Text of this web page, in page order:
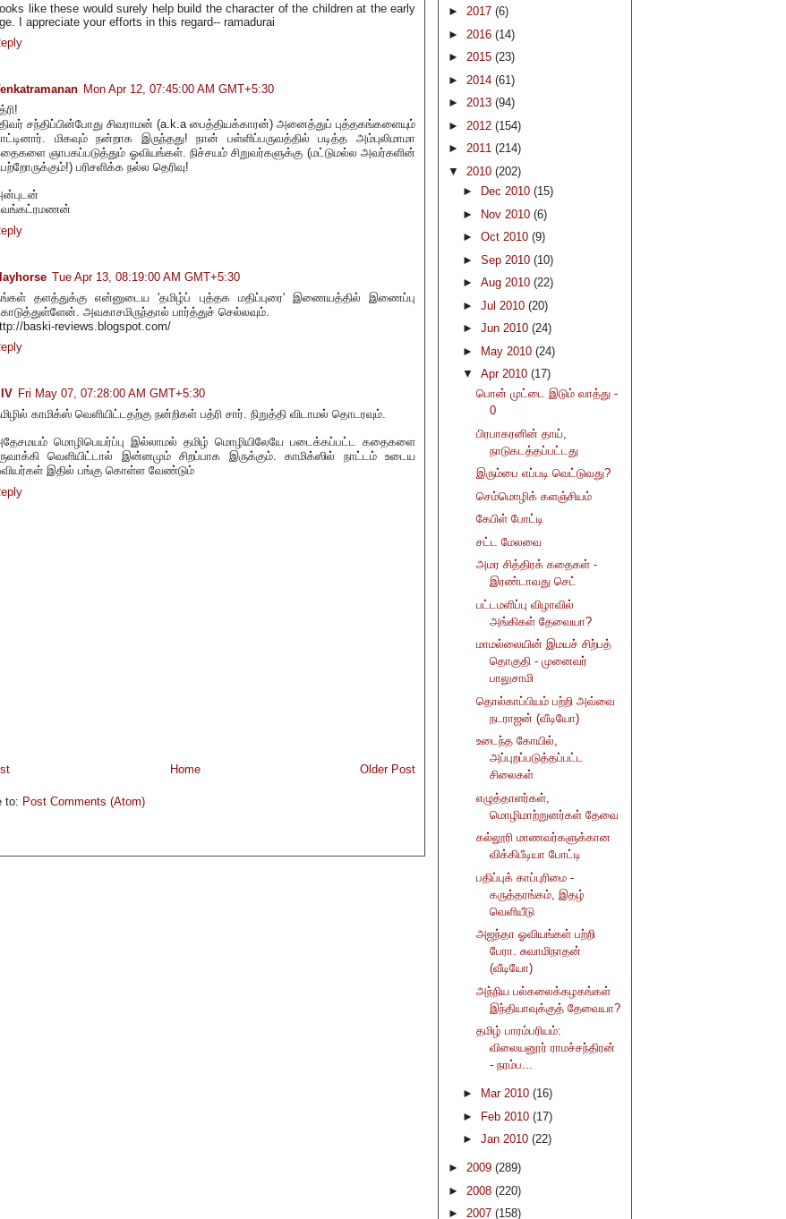
like these would surely help build the character of the children at the early
I appreciate your efforts in this regard-- ramadurai
Mon Apr 12, 07:45:00 AM GMT+5:30
சந்திப்பின்போது சிவராமன் (a.k.a பைத்தியக்காரன்) அனைத்துப் புத்தகங்களையும்
மிகவும் நன்றாக இருந்தது! நான் பள்ளிப்பருவத்தில் படித்த அம்புலிமாமா
ஞாபகப்படுத்தும் ஓவியங்கள். நிச்சயம் சிறுவர்களுக்கு (மட்டுமல்ல அவர்களின்
பரிசளிக்க நல்ல தெரிவு!
Tue Apr 13, 08:19:00 AM GMT+5:30
தளத்துக்கு என்னுடைய 'தமிழ்ப் புத்தக மதிப்புரை' இணையத்தில் இணைப்பு
அவகாசமிருந்தால் பார்த்துச் செல்லவும்.
baski-reviews.blogspot.com/
Fri May 07, 07:28:00 AM GMT+5:30
காமிக்ஸ் வெளியிட்டதற்கு நன்றிகள் பத்ரி சார். நிறுத்தி விடாமல் தொடரவும்.
மொழிபெயர்ப்பு இல்லாமல் தமிழ் மொழியிலேயே படைக்கப்பட்ட கதைகளை
வெளியிட்டால் இன்னமும் சிறப்பாக இருக்கும். காமிக்ஸில் நாட்டம் உடைய
இதில் பங்கு கொள்ள வேண்டும்
Older Post
Home
to: Post Comments (Atom)
► 2017 (6)
► 2016 (14)
► 2015 (23)
► 2014 (61)
► 2013 (94)
► 2012 (154)
► 2011 (214)
▼ 2010 (202)
►
Dec 2010 (15)
► Nov 2010 (6)
► Oct 2010 (9)
► Sep 2010 (10)
► Aug 2010 (22)
► Jul 2010 (20)
► Jun 2010 (24)
► May 2010 (24)
▼ Apr 2010 (17)
பொன் முட்டை இடும் வாத்து -
0
பிரபாகரனின் தாய்,
நாடுகடத்தப்பட்டது
இரும்பை எப்படி வெட்டுவது?
செம்மொழிக் களஞ்சியம்
கேபிள் போட்டி
சட்ட மேலவை
அமர சித்திரக் கதைகள் -
இரண்டாவது செட்
பட்டமளிப்பு விழாவில்
அங்கிகள் தேவையா?
மாமல்லையின் இமயச் சிற்பத்
தொகுதி - முனைவர்
பாலுசாமி
தொல்காப்பியம் பற்றி அவ்வை
நடராஜன் (வீடியோ)
உடைந்த கோயில்,
அப்புறப்படுத்தப்பட்ட
சிலைகள்
எழுத்தாளர்கள்,
மொழிமாற்றுனர்கள் தேவை
கல்லூரி மாணவர்களுக்கான
விக்கிபீடியா போட்டி
பதிப்புக் காப்புரிமை -
கருத்தரங்கம், இதழ்
வெளியீடு
அஜந்தா ஓவியங்கள் பற்றி
பேரா. சுவாமிநாதன்
(வீடியோ)
அந்நிய பல்கலைக்கழகங்கள்
இந்தியாவுக்குத் தேவையா?
தமிழ் பாரம்பரியம்:
விலையனூர் ராமச்சந்திரன்
- நரம்ப...
► Mar 2010 (16)
►
Feb 2010 (17)
► Jan 2010 (22)
► 2009 (289)
► 2008 (220)
► 2007 (158)